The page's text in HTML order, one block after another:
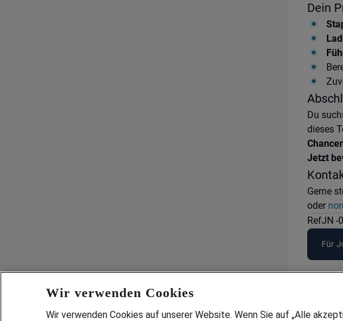
Dein
Du
dieses
Jetzt
Gerne
oder
RefJN -
Für
Wir verwenden Cookies
Wir verwenden Cookies auf unserer Website. Wenn Sie auf „Alle